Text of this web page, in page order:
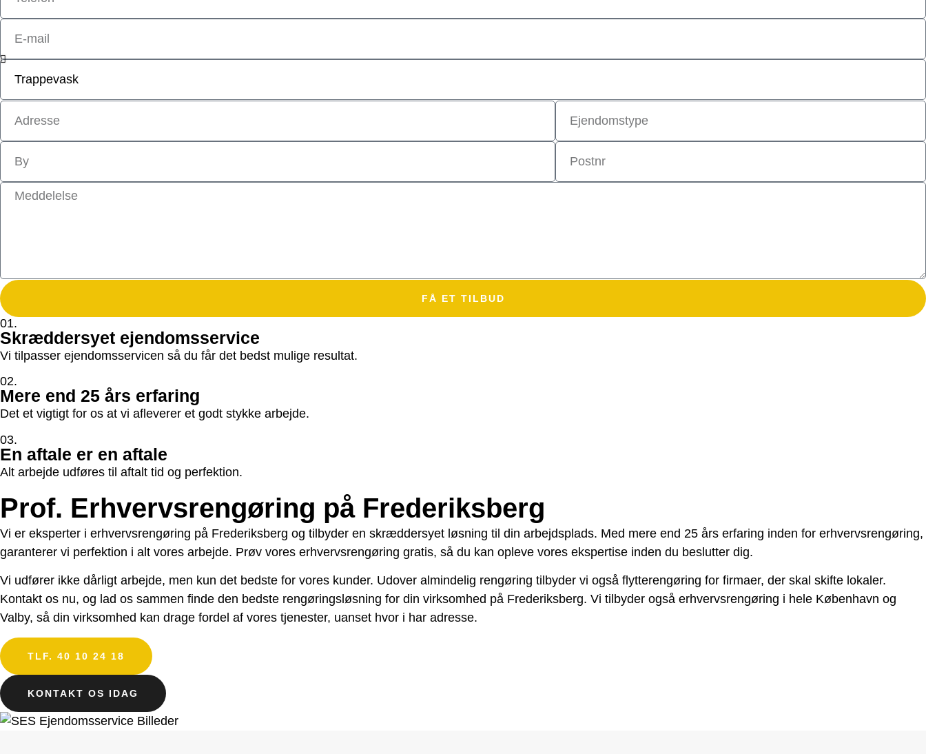
FÅ ET TILBUD
01.
Skræddersyet ejendomsservice
Vi tilpasser ejendomsservicen så du får det bedst mulige resultat.
02.
Mere end 25 års erfaring
Det et vigtigt for os at vi afleverer et godt stykke arbejde.
03.
En aftale er en aftale
Alt arbejde udføres til aftalt tid og perfektion.
Prof. Erhvervsrengøring på Frederiksberg
Vi er eksperter i erhvervsrengøring på Frederiksberg og tilbyder en skræddersyet løsning til din arbejdsplads. Med mere end 25 års erfaring inden for erhvervsrengøring,
garanterer vi perfektion i alt vores arbejde. Prøv vores erhvervsrengøring gratis, så du kan opleve vores ekspertise inden du beslutter dig.
Vi udfører ikke dårligt arbejde, men kun det bedste for vores kunder. Udover almindelig rengøring tilbyder vi også flytterengøring for firmaer, der skal skifte lokaler.
Kontakt os nu, og lad os sammen finde den bedste rengøringsløsning for din virksomhed på Frederiksberg. Vi tilbyder også erhvervsrengøring i hele København og
Valby, så din virksomhed kan drage fordel af vores tjenester, uanset hvor i har adresse.
TLF. 40 10 24 18
KONTAKT OS IDAG